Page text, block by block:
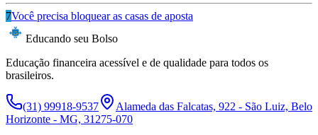
7Você precisa bloquear as casas de aposta
Educando seu Bolso
Educação financeira acessível e de qualidade para todos os
brasileiros.
(31) 99918-9537
Alameda das Falcatas, 922 - São Luiz, Belo
Horizonte - MG, 31275-070